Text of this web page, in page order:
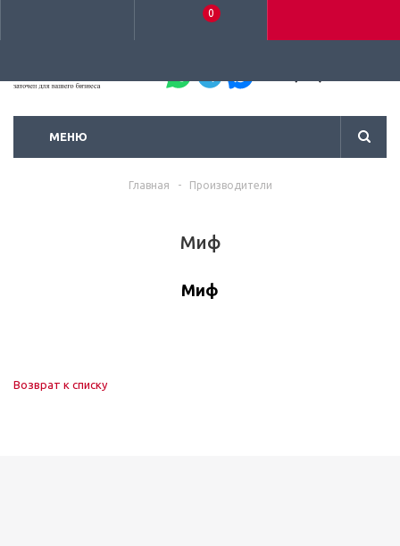
0
МЕНЮ
Главная - Производители
Миф
Миф
Возврат к списку